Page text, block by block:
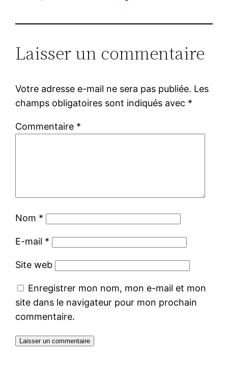
Laisser un commentaire
Votre adresse e-mail ne sera pas publiée. Les
champs obligatoires sont indiqués avec *
Commentaire *
Nom *
E-mail *
Site web
Enregistrer mon nom, mon e-mail et mon
site dans le navigateur pour mon prochain
commentaire.